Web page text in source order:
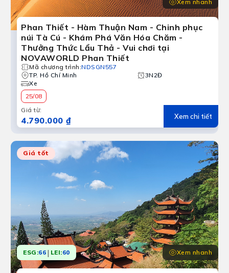
Xem nhanh
Phan Thiết - Hàm Thuận Nam - Chinh phục
núi Tà Cú - Khám Phá Văn Hóa Chăm -
Thưởng Thức Lẩu Thả - Vui chơi tại
NOVAWORLD Phan Thiết
Mã chương trình:NDSGN557
TP. Hồ Chí Minh
3N2Đ
Xe
25/08
Giá từ:
4.790.000 ₫ Xem chi tiết
Giá tốt
ESG:66 | LEI:60 Xem nhanh